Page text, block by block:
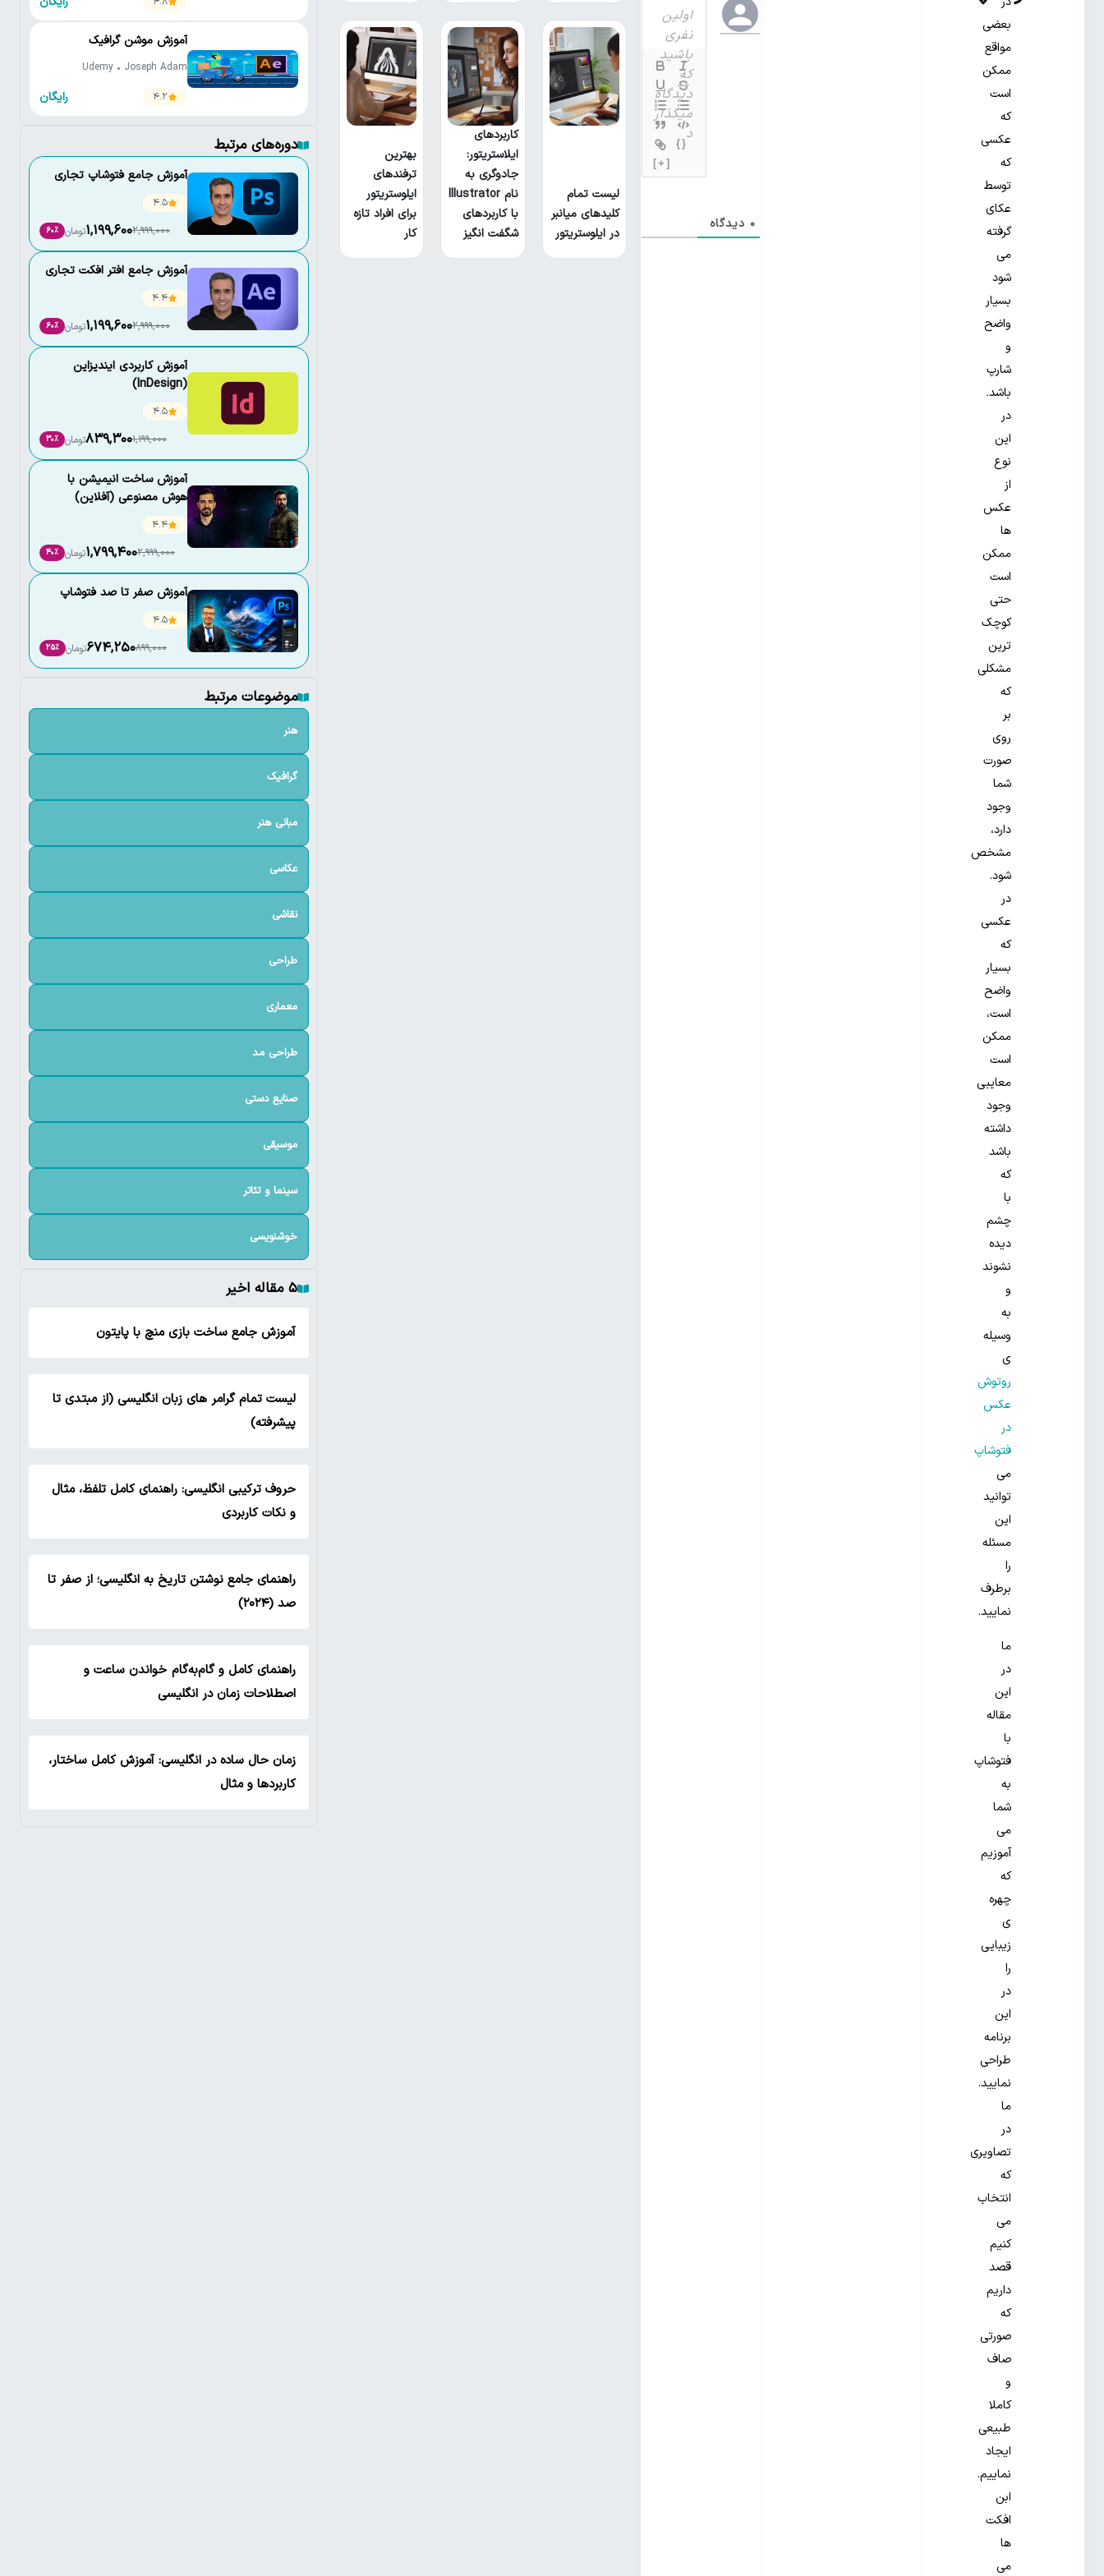
بعضی
مواقع
ممکن
است
که
عکسی
که
توسط
عکای
گرفته
می
شود
بسیار
واضح
و
شارپ
باشد.
در
این
نوع
از
عکس
ها
ممکن
است
حتی
کوچک
ترین
مشکلی
که
بر
روی
صورت
شما
وجود
دارد،
مشخص
شود.
در
عکسی
که
بسیار
واضح
است،
ممکن
است
معایبی
وجود
داشته
باشد
که
با
چشم
دیده
نشوند
و
به
وسیله
ی
روتوش
عکس
در
فتوشاپ
می
توانید
این
مسئله
را
برطرف
نمایید.
ما
در
این
مقاله
با
فتوشاپ
به
شما
می
آموزیم
که
چهره
ی
زیبایی
را
در
این
برنامه
طراحی
نمایید.
ما
در
تصاویری
که
انتخاب
می
کنیم
قصد
داریم
که
صورتی
صاف
و
کاملا
طبیعی
ایجاد
نماییم.
ابن
افکت
ها
می
{}
[+]
0 دیدگاه
لیست تمام
کلیدهای میانبر
در ایلوستریتور
کاربردهای
ایلاستریتور:
جادوگری به
نام Illustrator
با کاربردهای
شگفت انگیز
بهترین
ترفندهای
ایلوستریتور
برای افراد تازه
کار
آموزش موشن گرافیک
Udemy • Joseph Adam
4.2
رایگان
دوره‌های مرتبط
آموزش جامع فتوشاپ تجاری
4.5
2,999,000
1,199,600تومان 60٪
آموزش جامع افتر افکت تجاری
4.4
2,999,000
1,199,600تومان 60٪
آموزش کاربردی ایندیزاین
(InDesign)
4.5
1,199,000
839,300تومان 30٪
آموزش ساخت انیمیشن با
هوش مصنوعی (آفلاین)
4.4
2,999,000
1,799,400تومان 40٪
آموزش صفر تا صد فتوشاپ
4.5
899,000
674,250تومان 25٪
موضوعات مرتبط
هنر
گرافیک
مبانی هنر
عکاسی
نقاشی
طراحی
معماری
طراحی مد
صنایع دستی
موسیقی
سینما و تئاتر
خوشنویسی
۵ مقاله اخیر
آموزش جامع ساخت بازی منچ با پایتون
لیست تمام گرامر های زبان انگلیسی (از مبتدی تا
پیشرفته)
حروف ترکیبی انگلیسی: راهنمای کامل تلفظ، مثال
و نکات کاربردی
راهنمای جامع نوشتن تاریخ به انگلیسی؛ از صفر تا
صد (۲۰۲۴)
راهنمای کامل و گام‌به‌گام خواندن ساعت و
اصطلاحات زمان در انگلیسی
زمان حال ساده در انگلیسی: آموزش کامل ساختار،
کاربردها و مثال